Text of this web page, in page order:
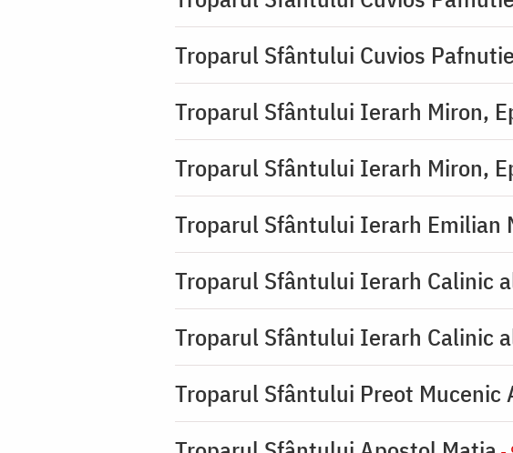
Troparul Sfântului Cuvios
Troparul Sfântului Ierarh Miron,
Troparul Sfântului Ierarh Miron,
Troparul Sfântului Ierarh
Troparul Sfântului Ierarh Calinic
Troparul Sfântului Ierarh Calinic
Troparul Sfântului Preot Mucenic